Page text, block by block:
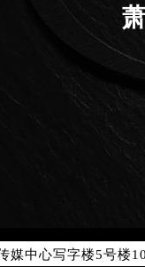
服务热线：400-885-
0231，服务覆盖
网点地址：
熙国际中心写字楼
写字楼W3座6层602
金融中心写字楼26
字楼2座37层3705室
际广场写字楼8层
）南京中心写字楼
媒中心写字楼5号楼